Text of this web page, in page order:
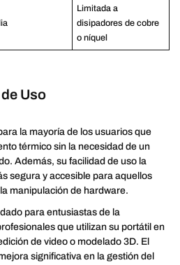
Limitada a
disipadores de cobre
o níquel
Uso
la mayoría de los usuarios que
térmico sin la necesidad de un
Además, su facilidad de uso la
segura y accesible para aquellos
manipulación de hardware.
para entusiastas de la
que utilizan su portátil en
de video o modelado 3D. El
significativa en la gestión del